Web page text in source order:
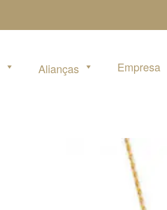
Alianças Empresa